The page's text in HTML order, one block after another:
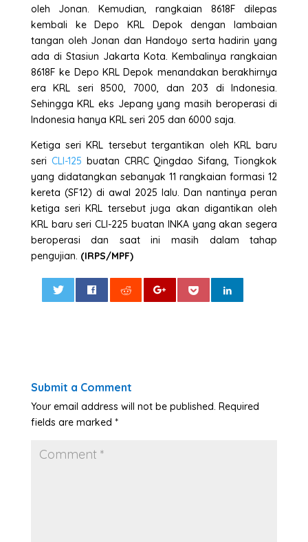
oleh Jonan. Kemudian, rangkaian 8618F dilepas
kembali ke Depo KRL Depok dengan lambaian
tangan oleh Jonan dan Handoyo serta hadirin yang
ada di Stasiun Jakarta Kota. Kembalinya rangkaian
8618F ke Depo KRL Depok menandakan berakhirnya
era KRL seri 8500, 7000, dan 203 di Indonesia.
Sehingga KRL eks Jepang yang masih beroperasi di
Indonesia hanya KRL seri 205 dan 6000 saja.
Ketiga seri KRL tersebut tergantikan oleh KRL baru
seri CLI-125 buatan CRRC Qingdao Sifang, Tiongkok
yang didatangkan sebanyak 11 rangkaian formasi 12
kereta (SF12) di awal 2025 lalu. Dan nantinya peran
ketiga seri KRL tersebut juga akan digantikan oleh
KRL baru seri CLI-225 buatan INKA yang akan segera
beroperasi dan saat ini masih dalam tahap
pengujian. (IRPS/MPF)
Submit a Comment
Your email address will not be published. Required
fields are marked *